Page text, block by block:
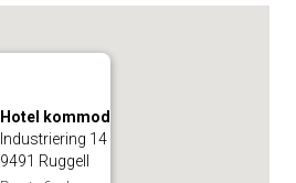
Hotel kommod
Industriering 14
9491 Ruggell